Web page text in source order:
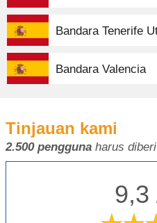
Bandara Tenerife
Bandara Valencia
Tinjauan kami
2.500 pengguna harus
9,3